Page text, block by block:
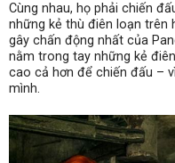
Cùng nhau, họ phải chiến
những kẻ thù điên loạn trên
gây chấn động nhất của
nằm trong tay những kẻ
cao cả hơn để chiến đấu –
mình.